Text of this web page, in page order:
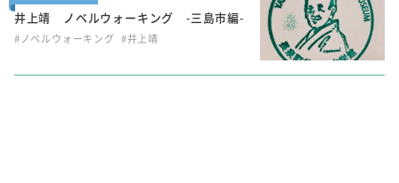
井上靖 ノベルウォーキング -三島市編-
#ノベルウォーキング #井上靖